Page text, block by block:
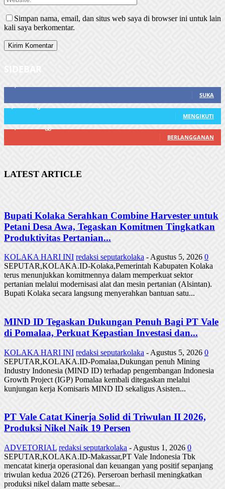
Simpan nama, email, dan situs web saya di browser ini untuk lain
kali saya berkomentar.
SUKA
MENGIKUTI
BERLANGGANAN
LATEST ARTICLE
Bupati Kolaka Serahkan Combine Harvester untuk
Petani Desa Awa, Tegaskan Komitmen Tingkatkan
Produktivitas Pertanian...
KOLAKA HARI INI redaksi seputarkolaka - Agustus 5, 2026 0
SEPUTAR,KOLAKA.ID-Kolaka,Pemerintah Kabupaten Kolaka
terus menunjukkan komitmennya dalam memperkuat sektor
pertanian melalui modernisasi alat dan mesin pertanian (Alsintan).
Bupati Kolaka secara langsung menyerahkan bantuan satu...
MIND ID Tegaskan Dukungan Penuh Bagi PT Vale
di Pomalaa, Perkuat Kepastian Investasi dan...
KOLAKA HARI INI redaksi seputarkolaka - Agustus 5, 2026 0
SEPUTAR,KOLAKA.ID-Pomalaa,Dukungan penuh Mining
Industry Indonesia (MIND ID) terhadap pengembangan Indonesia
Growth Project (IGP) Pomalaa kembali ditegaskan melalui
kunjungan kerja Komisaris MIND ID sekaligus Asisten...
PT Vale Catat Kinerja Solid di Triwulan II 2026,
Produksi Nikel Naik 19 Persen
ADVETORIAL redaksi seputarkolaka - Agustus 1, 2026 0
SEPUTAR,KOLAKA.ID-Makassar,PT Vale Indonesia Tbk
mencatat kinerja operasional dan keuangan yang positif sepanjang
triwulan kedua 2026 (2T26). Perseroan berhasil meningkatkan
produksi nikel dalam matte sebesar...